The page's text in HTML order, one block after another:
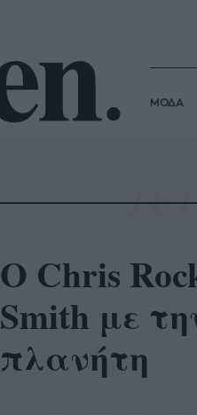
ΜΟΔΑ
Ο Chris
Smith με
πλανήτη